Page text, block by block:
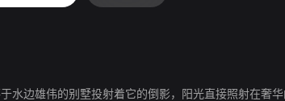
水边雄伟的别墅投射着它的倒影，阳光直接照射在奢